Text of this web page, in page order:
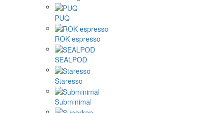
PUQ
ROK espresso
SEALPOD
Staresso
Subminimal